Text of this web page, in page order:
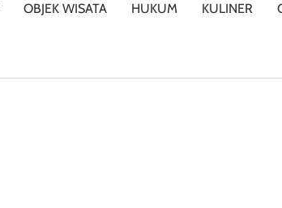
OBJEK WISATA HUKUM KULINER